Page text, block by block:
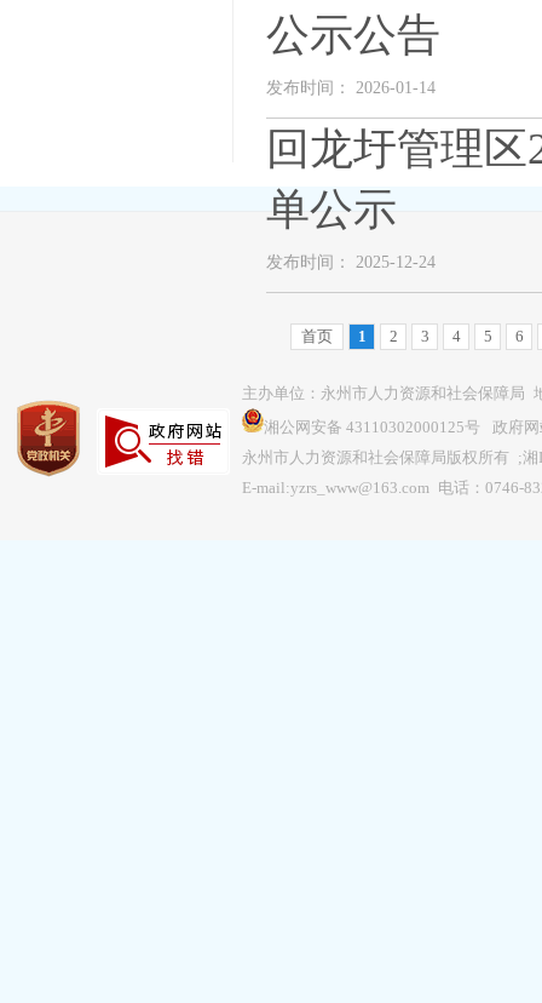
公示公告
发布时间： 2026-01-14
回龙圩管理
单公示
发布时间： 2025-12-24
首页 1 2 3 4 5 6
主办单位：永州市人力资源和社会保障局
湘公网安备 43110302000125号 政府网
永州市人力资源和社会保障局版权所有 ;湘
E-mail:yzrs_www@163.com 电话：0746-